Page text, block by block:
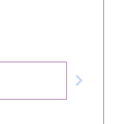
Next